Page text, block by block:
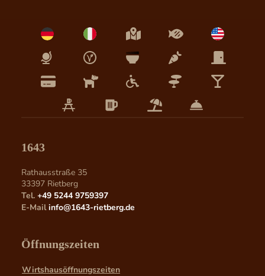
1643
Rathausstraße 35
33397 Rietberg
Tel. +49 5244 9759397
E-Mail info@1643-rietberg.de
Öffnungszeiten
Wirtshausöffnungszeiten